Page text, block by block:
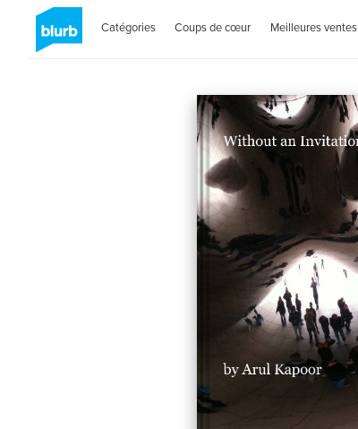
Catégories Coups de cœur Meilleures ventes